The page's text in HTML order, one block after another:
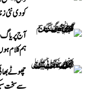
کو دی نئی
آج پریاگ
ہم کلام
چھوٹے
سے سخت